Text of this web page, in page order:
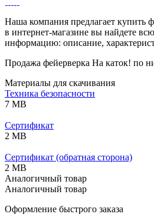
Наша компания предлагает купить
в интернет-магазине вы найдете
информацию: описание,
Продажа фейерверка На каток! по
Материалы для скачивания
Техника безопасности
7 MB
Сертификат
2 MB
Сертификат (обратная сторона)
2 MB
Аналогичный товар
Аналогичный товар
Оформление быстрого заказа